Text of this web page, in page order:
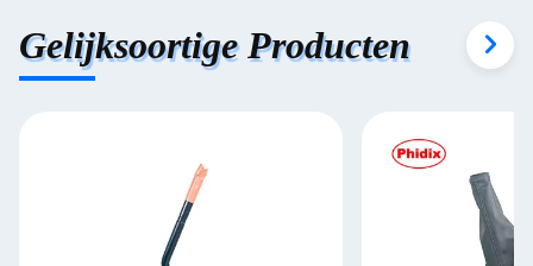
Gelijksoortige Producten